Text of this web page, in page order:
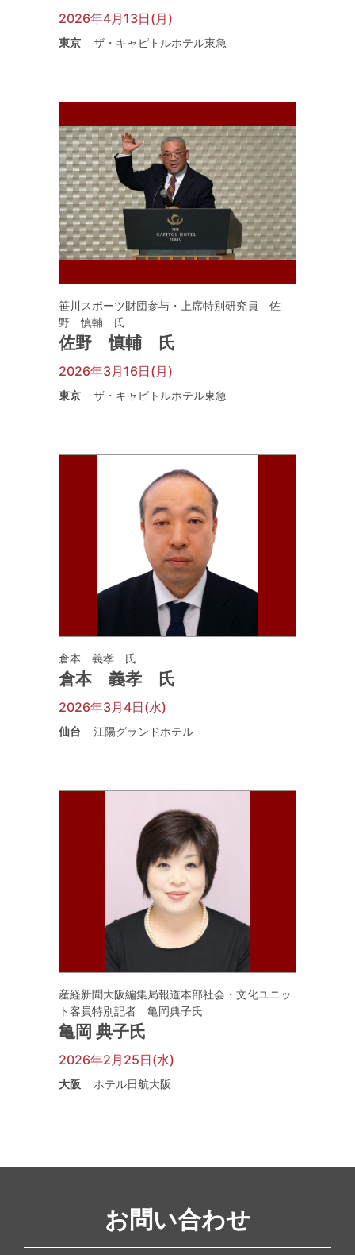
2026年4月13日(月)
東京 ザ・キャピトルホテル東急
笹川スポーツ財団参与・上席特別研究員 佐
野 慎輔 氏
佐野 慎輔 氏
2026年3月16日(月)
東京 ザ・キャピトルホテル東急
倉本 義孝 氏
倉本 義孝 氏
2026年3月4日(水)
仙台 江陽グランドホテル
産経新聞大阪編集局報道本部社会・文化ユニッ
ト客員特別記者 亀岡典子氏
亀岡 典子氏
2026年2月25日(水)
大阪 ホテル日航大阪
お問い合わせ